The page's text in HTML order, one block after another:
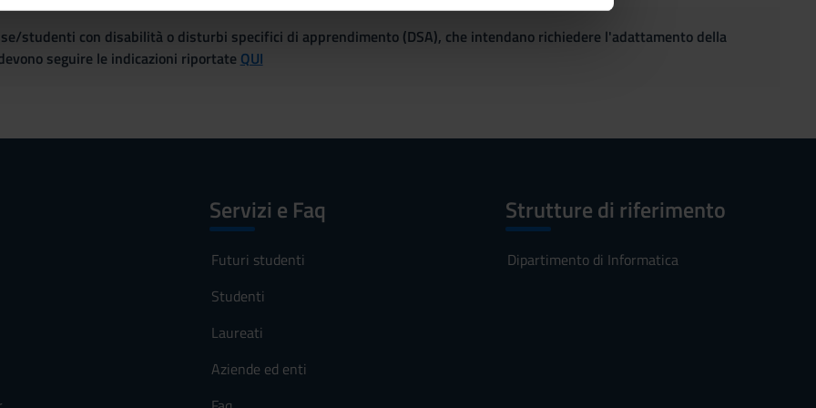
dei loro servizi.
studenti con disabilità o disturbi specifici di apprendimento (DSA), che intendano richiedere l'adattamento della
seguire le indicazioni riportate QUI
Servizi e Faq
Futuri studenti
Studenti
Laureati
Aziende ed enti
Strutture di riferimento
Dipartimento di Informatica